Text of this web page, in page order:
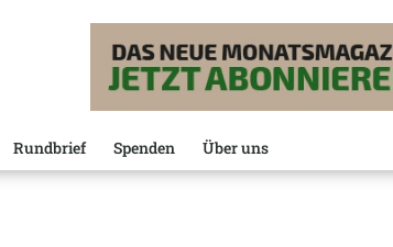
Rundbrief Spenden Über uns